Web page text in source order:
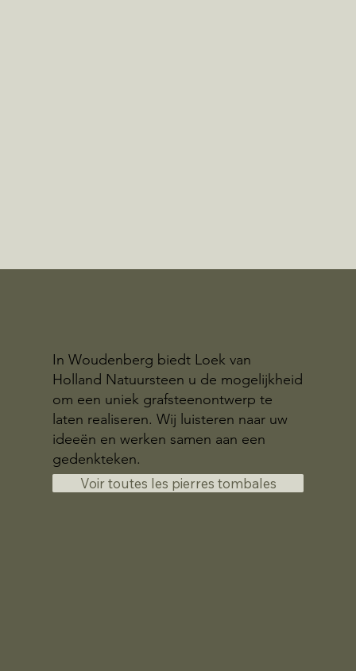
In Woudenberg biedt Loek van
Holland Natuursteen u de mogelijkheid
om een uniek grafsteenontwerp te
laten realiseren. Wij luisteren naar uw
ideeën en werken samen aan een
gedenkteken.
Voir toutes les pierres tombales